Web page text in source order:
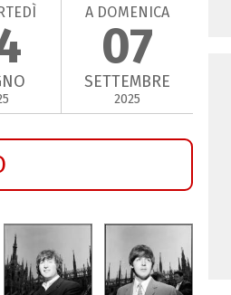
A DOMENICA
07
SETTEMBRE
2025